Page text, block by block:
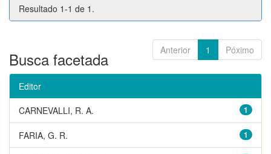
Resultado 1-1 de 1.
Anterior 1 Póximo
Busca facetada
Editor
1
CARNEVALLI, R. A.
1
FARIA, G. R.